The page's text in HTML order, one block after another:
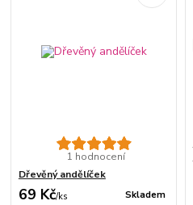
1 hodnocení
Dřevěný andělíček
69 Kč/ks Skladem